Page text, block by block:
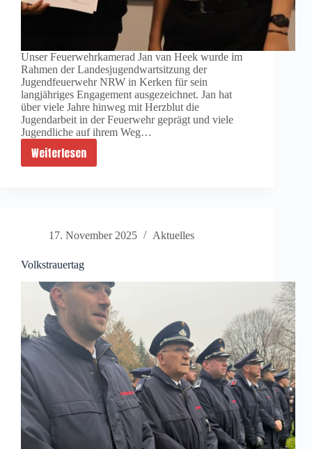
Unser Feuerwehrkamerad Jan van Heek wurde im
Rahmen der Landesjugendwartsitzung der
Jugendfeuerwehr NRW in Kerken für sein
langjähriges Engagement ausgezeichnet. Jan hat
über viele Jahre hinweg mit Herzblut die
Jugendarbeit in der Feuerwehr geprägt und viele
Jugendliche auf ihrem Weg…
Weiterlesen
Ehrung
van
🎖️
17. November 2025 Aktuelles
Volkstrauertag